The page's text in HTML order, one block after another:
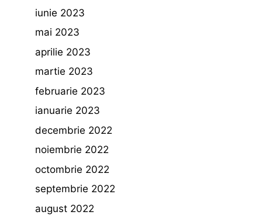
iunie 2023
mai 2023
aprilie 2023
martie 2023
februarie 2023
ianuarie 2023
decembrie 2022
noiembrie 2022
octombrie 2022
septembrie 2022
august 2022